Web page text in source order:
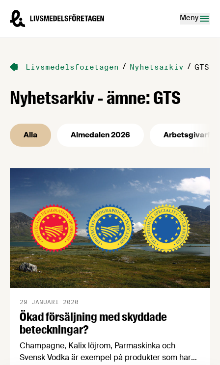
Livsmedelsföretagen – till startsidan
Meny
Livsmedelsföretagen / Nyhetsarkiv / GTS
Nyhetsarkiv - ämne: GTS
Alla Almedalen 2026
Ökad försäljning med skyddade
beteckningar?
29 JANUARI 2020
Champagne, Kalix löjrom, Parmaskinka och
Svensk Vodka är exempel på produkter som har